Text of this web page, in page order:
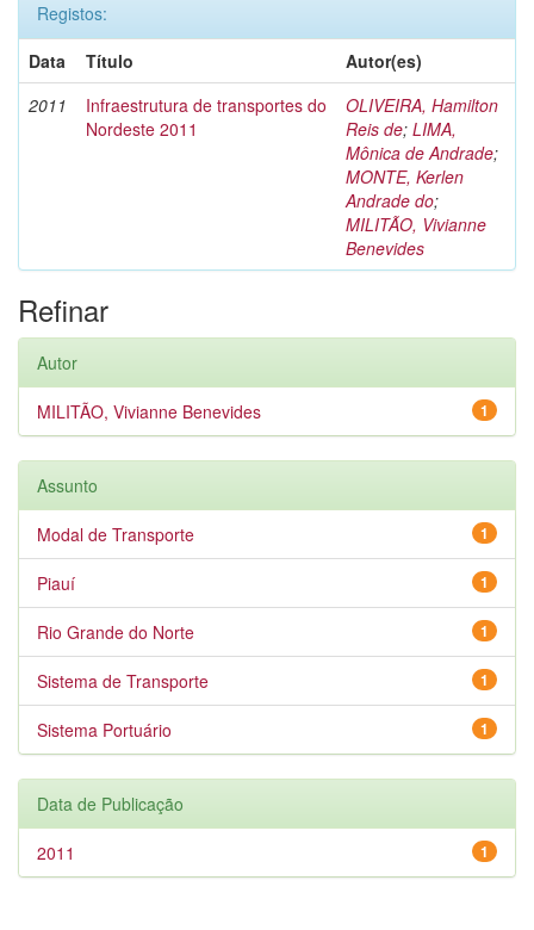
Registos:
Data
Título
Autor(es)
2011
Infraestrutura de transportes do
Nordeste 2011
OLIVEIRA, Hamilton
Reis de; LIMA,
Mônica de Andrade;
MONTE, Kerlen
Andrade do;
MILITÃO, Vivianne
Benevides
Refinar
Autor
1
MILITÃO, Vivianne Benevides
Assunto
1
Modal de Transporte
1
Piauí
1
Rio Grande do Norte
1
Sistema de Transporte
1
Sistema Portuário
Data de Publicação
1
2011